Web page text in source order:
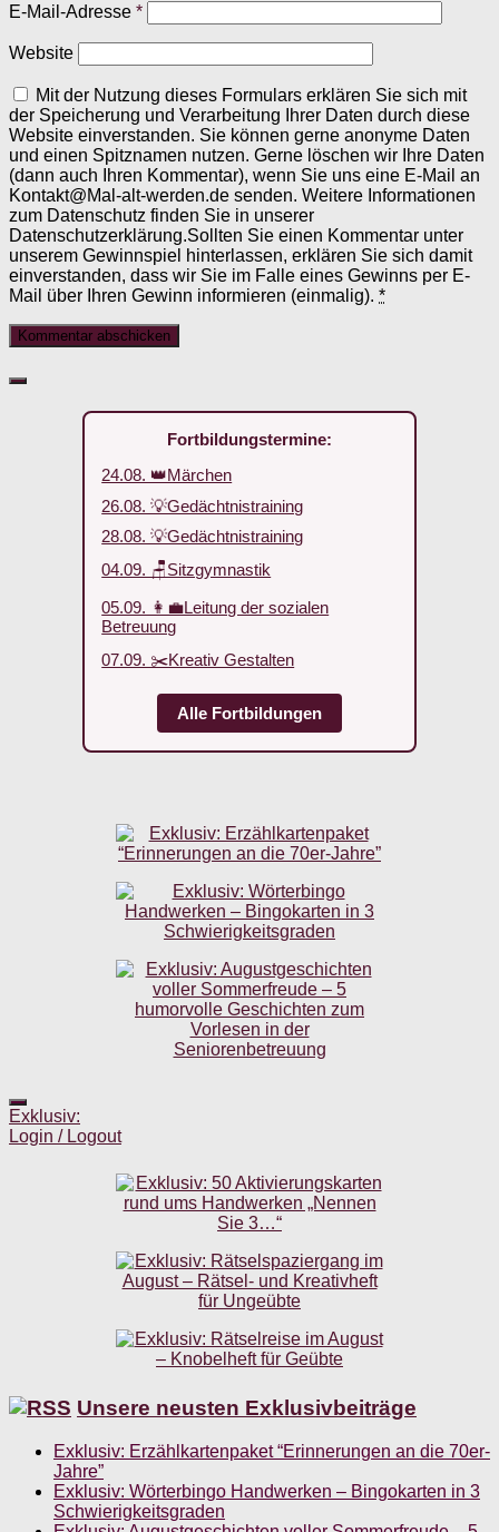
E-Mail-Adresse *
Website
Mit der Nutzung dieses Formulars erklären Sie sich mit
der Speicherung und Verarbeitung Ihrer Daten durch diese
Website einverstanden. Sie können gerne anonyme Daten
und einen Spitznamen nutzen. Gerne löschen wir Ihre Daten
(dann auch Ihren Kommentar), wenn Sie uns eine E-Mail an
Kontakt@Mal-alt-werden.de senden. Weitere Informationen
zum Datenschutz finden Sie in unserer
Datenschutzerklärung.Sollten Sie einen Kommentar unter
unserem Gewinnspiel hinterlassen, erklären Sie sich damit
einverstanden, dass wir Sie im Falle eines Gewinns per E-
Mail über Ihren Gewinn informieren (einmalig). *
Fortbildungstermine:
24.08. 👑Märchen
26.08. 💡Gedächtnistraining
28.08. 💡Gedächtnistraining
04.09. 🪑Sitzgymnastik
05.09. 👩‍💼Leitung der sozialen
Betreuung
07.09. ✂️Kreativ Gestalten
Alle Fortbildungen
Exklusiv:
Login / Logout
Unsere neusten Exklusivbeiträge
Exklusiv: Erzählkartenpaket “Erinnerungen an die 70er-
Jahre”
Exklusiv: Wörterbingo Handwerken – Bingokarten in 3
Schwierigkeitsgraden